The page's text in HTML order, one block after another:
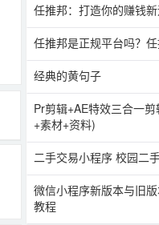
任推邦：打造你的赚钱新
任推邦是正规平台吗？任
经典的黄句子
Pr剪辑+AE特效三合一
+素材+资料)
二手交易小程序 校园二
微信小程序新版本与旧
教程